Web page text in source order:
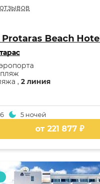
Beach Hotel
, 2 линия
5 ночей
от 221 877 ₽